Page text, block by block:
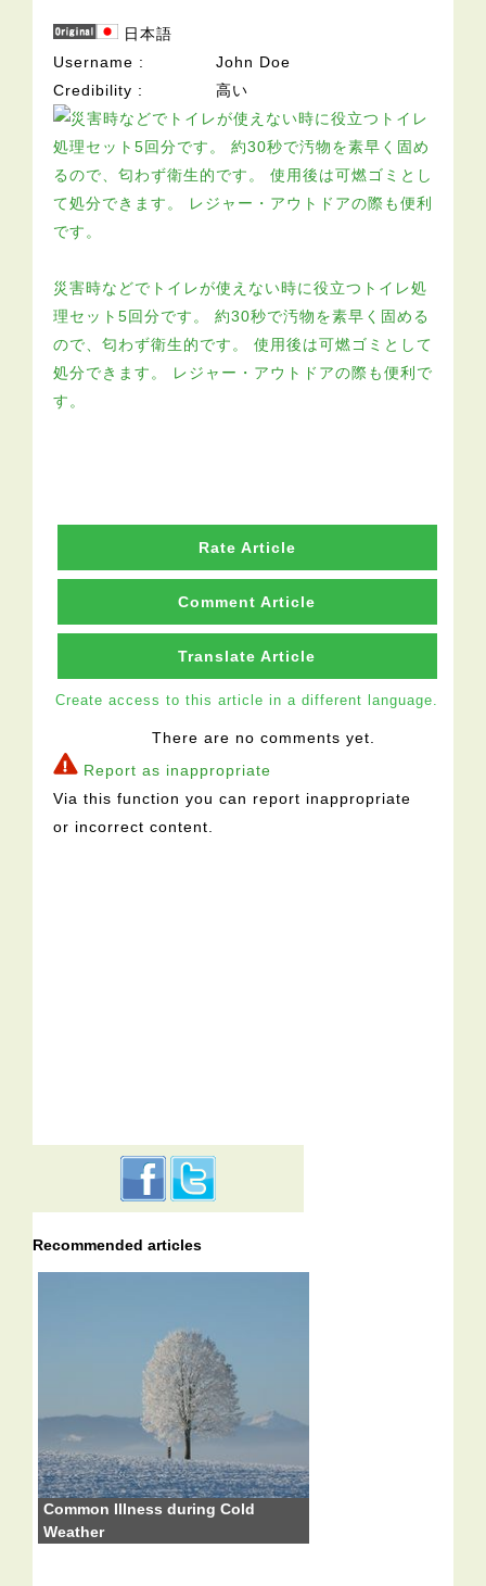
日本語
Username
John Doe
Credibility
高い
災害時などでトイレが使えない時に役立つトイレ処
理セット5回分です。 約30秒で汚物を素早く固める
ので、匂わず衛生的です。 使用後は可燃ゴミとして
処分できます。 レジャー・アウトドアの際も便利で
す。
Rate Article
Comment Article
Translate Article
Create access to this article in a different language.
There are no comments yet.
Report as inappropriate
Via this function you can report inappropriate
or incorrect content.
Recommended articles
Common Illness during Cold
Weather